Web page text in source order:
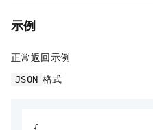
示例
正常返回示例
JSON 格式